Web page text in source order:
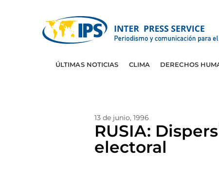
ÚLTIMAS NOTICIAS CLIMA DERECHOS
13 de junio, 1996
RUSIA:
electoral